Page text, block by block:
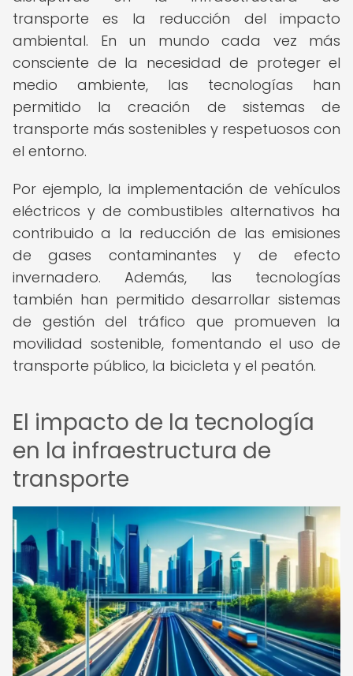
transporte es la reducción del impacto
ambiental. En un mundo cada vez más
consciente de la necesidad de proteger el
medio ambiente, las tecnologías han
permitido la creación de sistemas de
transporte más sostenibles y respetuosos con
el entorno.
Por ejemplo, la implementación de vehículos
eléctricos y de combustibles alternativos ha
contribuido a la reducción de las emisiones
de gases contaminantes y de efecto
invernadero. Además, las tecnologías
también han permitido desarrollar sistemas
de gestión del tráfico que promueven la
movilidad sostenible, fomentando el uso de
transporte público, la bicicleta y el peatón.
El impacto de la tecnología
en la infraestructura de
transporte